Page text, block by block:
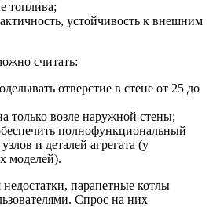
топлива;
устойчивость к внешним
считать:
отверстие в стене от 25 до
только возле наружной стены;
полнофункциональный
и деталей агрегата (у
моделей).
парапетные котлы
Спрос на них